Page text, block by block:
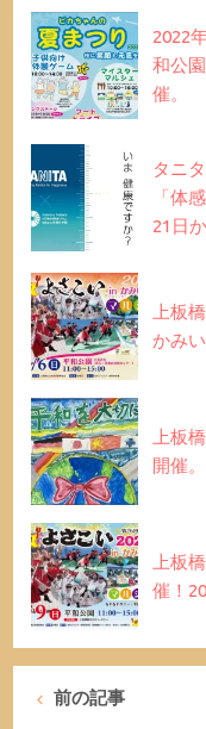
2022
和公
催。
タニ
「体
21日か
上板
かみ
上板
開催
上板
催！
前の記事